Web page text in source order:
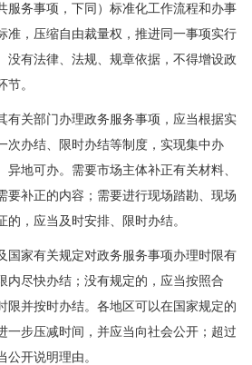
服务事项，下同）标准化工作流程和办事
准，压缩自由裁量权，推进同一事项实行
没有法律、法规、规章依据，不得增设政
节。
关部门办理政务服务事项，应当根据实
次办结、限时办结等制度，实现集中办
异地可办。需要市场主体补正有关材料、
要补正的内容；需要进行现场踏勘、现场
，应当及时安排、限时办结。
国家有关规定对政务服务事项办理时限有
内尽快办结；没有规定的，应当按照合
限并按时办结。各地区可以在国家规定的
一步压减时间，并应当向社会公开；超过
公开说明理由。